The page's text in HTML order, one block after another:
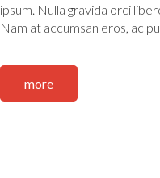
ipsum. Nulla gravida orci
Nam at accumsan eros, ac
more